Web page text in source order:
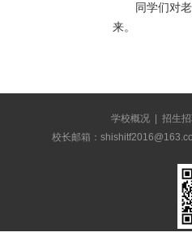
同学们对
来。
学校概况
招生
校长邮箱：